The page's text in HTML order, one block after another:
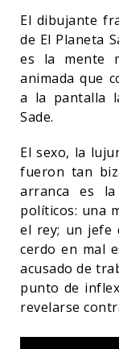
El dibujante
de El Planeta
es la mente
animada que
a la pantalla
Sade.
El sexo, la
fueron tan
arranca es
políticos: una
el rey; un jefe
cerdo en mal
acusado de
punto de
revelarse